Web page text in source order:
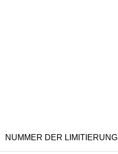
NUMMER DER LIMITIERUNG